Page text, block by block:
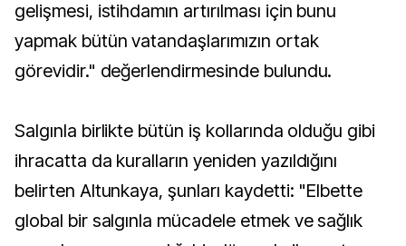
gelişmesi, istihdamın artırılması için bunu
yapmak bütün vatandaşlarımızın ortak
görevidir." değerlendirmesinde bulundu.
Salgınla birlikte bütün iş kollarında olduğu gibi
ihracatta da kuralların yeniden yazıldığını
belirten Altunkaya, şunları kaydetti: "Elbette
global bir salgınla mücadele etmek ve sağlık